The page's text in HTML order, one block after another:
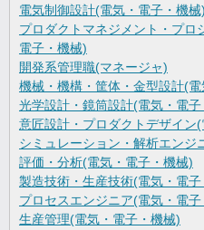
電気制御設計(電気・電子・機械)
プロダクトマネジメント・プロ
電子・機械)
開発系管理職(マネージャ)
機械・機構・筐体・金型設計(
光学設計・鏡筒設計(電気・電子
意匠設計・プロダクトデザイン
シミュレーション・解析エンジ
評価・分析(電気・電子・機械)
製造技術・生産技術(電気・電子
プロセスエンジニア(電気・電子
生産管理(電気・電子・機械)